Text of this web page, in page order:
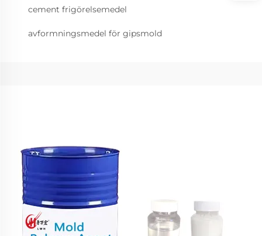
cement frigörelsemedel
avformningsmedel för gipsmold